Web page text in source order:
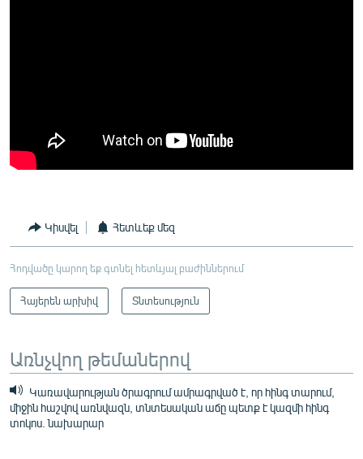
Կիսվել Հետևեք մեզ
Հոդվածը կարող եք գտնել հետևյալ բաժիններում
Հայերեն արխիվ Տնտեսություն
Առնչվող թեմաներով
Կառավարության ծրագրում ամրագրված է, որ հինգ տարում,
միջին հաշվով առնվազն, տնտեսական աճը պետք է կազմի հինգ
տոկոս. նախարար